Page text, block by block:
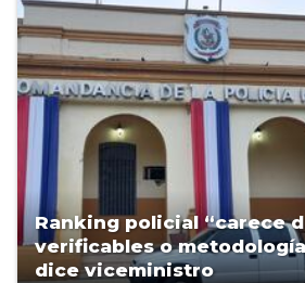
Ranking policial “carece
verificables o
dice viceministro